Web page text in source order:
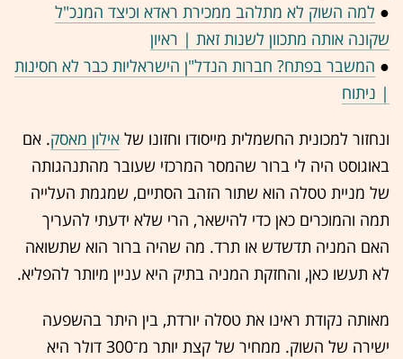
● למה השוק לא מתלהב ממכירת ראדא וכיצד המנכ"ל
שקונה אותה מתכוון לשנות זאת | ראיון
● המשבר בפתח? חברות הנדל"ן הישראליות כבר לא חסינות
| ניתוח
ונחזור למכונית החשמלית מייסודו וחזונו של אילון מאסק. אם
באוגוסט היה לי ברור שהמסר המרכזי שעובר מהתנהגותה
של מניית טסלה הוא שתור הזהב הסתיים, שמגמת העלייה
תמה והמוכרים כאן כדי להישאר, הרי שלא ידעתי להעריך
האם המניה תדשדש או תרד. מה שהיה ברור הוא שתשואה
לא תעשו כאן, והחזקת המניה בתיק היא עניין מיותר להפליא.
מאותה נקודת ראינו את טסלה יורדת, בין היתר בהשפעה
ישירה של השוק. ממחיר של קצת יותר מ־300 דולר היא